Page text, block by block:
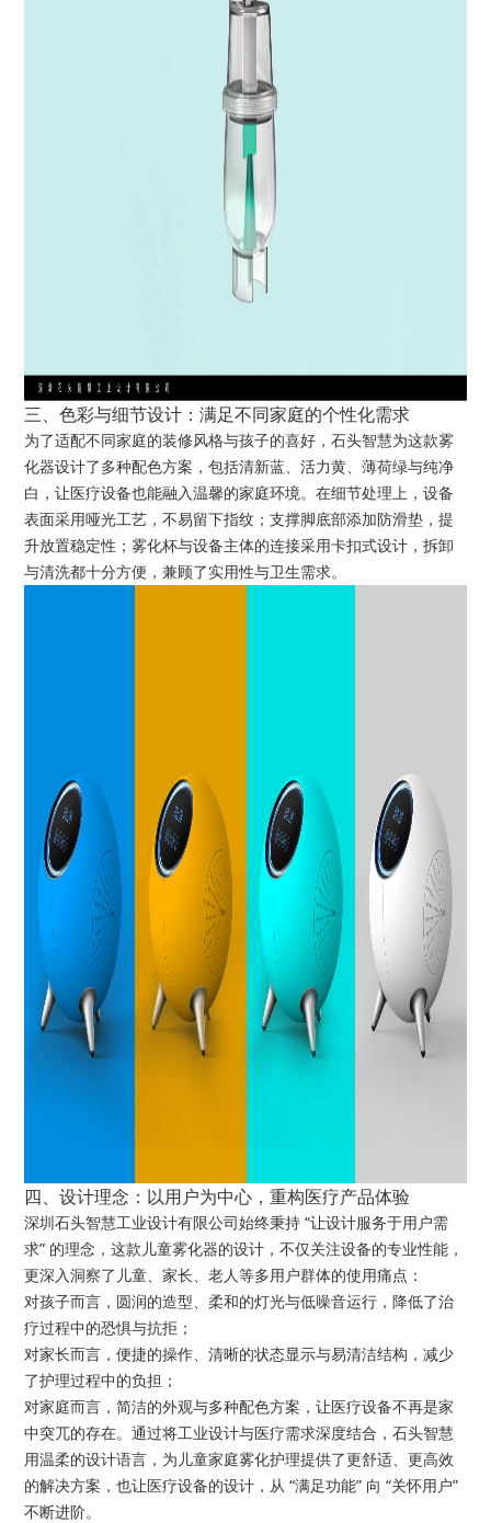
三、色彩与细节设计：满足不同家庭的个性化需求
为了适配不同家庭的装修风格与孩子的喜好，石头智慧为这款雾
化器设计了多种配色方案，包括清新蓝、活力黄、薄荷绿与纯净
白，让医疗设备也能融入温馨的家庭环境。在细节处理上，设备
表面采用哑光工艺，不易留下指纹；支撑脚底部添加防滑垫，提
升放置稳定性；雾化杯与设备主体的连接采用卡扣式设计，拆卸
与清洗都十分方便，兼顾了实用性与卫生需求。
四、设计理念：以用户为中心，重构医疗产品体验
深圳石头智慧工业设计有限公司始终秉持 “让设计服务于用户需
求” 的理念，这款儿童雾化器的设计，不仅关注设备的专业性能，
更深入洞察了儿童、家长、老人等多用户群体的使用痛点：
对孩子而言，圆润的造型、柔和的灯光与低噪音运行，降低了治
疗过程中的恐惧与抗拒；
对家长而言，便捷的操作、清晰的状态显示与易清洁结构，减少
了护理过程中的负担；
对家庭而言，简洁的外观与多种配色方案，让医疗设备不再是家
中突兀的存在。通过将工业设计与医疗需求深度结合，石头智慧
用温柔的设计语言，为儿童家庭雾化护理提供了更舒适、更高效
的解决方案，也让医疗设备的设计，从 “满足功能” 向 “关怀用户”
不断进阶。